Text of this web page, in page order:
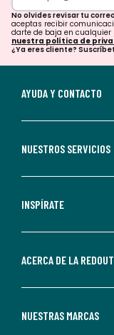
No olvides revisar tu
aceptas recibir
darte de baja en
nuestra política de
¿Ya eres cliente?
AYUDA Y CONTACTO
NUESTROS SERVICIOS
INSPÍRATE
ACERCA DE LA
NUESTRAS MARCAS